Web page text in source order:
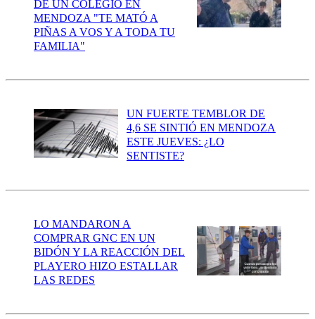
DE UN COLEGIO EN
MENDOZA "TE MATÓ A
PIÑAS A VOS Y A TODA TU
FAMILIA"
UN FUERTE TEMBLOR DE
4,6 SE SINTIÓ EN MENDOZA
ESTE JUEVES: ¿LO
SENTISTE?
LO MANDARON A
COMPRAR GNC EN UN
BIDÓN Y LA REACCIÓN DEL
PLAYERO HIZO ESTALLAR
LAS REDES